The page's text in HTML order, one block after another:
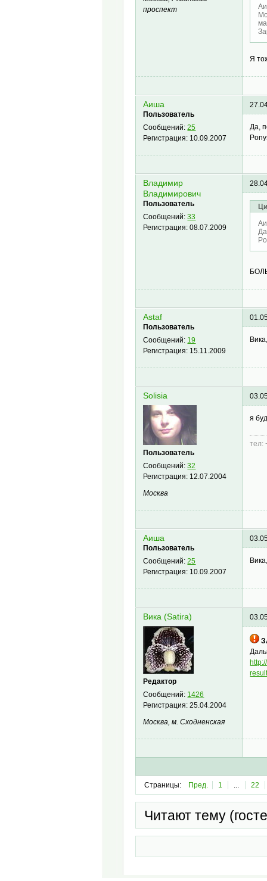
проспект
Я
Аиша
Пользователь
Сообщений:25
Регистрация: 10.09.2007
Да,
Владимир
Владимирович
Пользователь
Сообщений:33
Регистрация:08.07.2009
Astaf
Пользователь
Сообщений: 19
Регистрация: 15.11.2009
Solisia
Пользователь
Сообщений:32
Регистрация: 12.07.2004
Москва
я
тел:
Аиша
Пользователь
Сообщений:25
Регистрация: 10.09.2007
Вика (Satira)
Редактор
Сообщений: 1426
Регистрация:25.04.2004
Москва, м. Сходненская
Страницы: Пред. 1 22
Читают тему